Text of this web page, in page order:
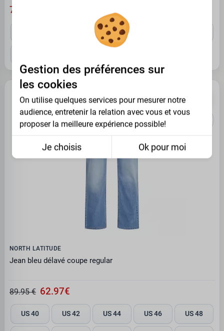
79.95 €
US 60
PROMO -30%
NORTH LATITUDE
Jean bleu délavé coupe regular
89.95 € 62.97€
US 40 US 42 US 44 US 46 US 48
Gestion des préférences sur
les cookies
On utilise quelques services pour mesurer notre
audience, entretenir la relation avec vous et vous
proposer la meilleure expérience possible!
Je choisis Ok pour moi